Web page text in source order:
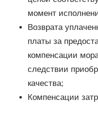
момент
Возврата
платы за
компенсации
следствии
качества;
Компенсации